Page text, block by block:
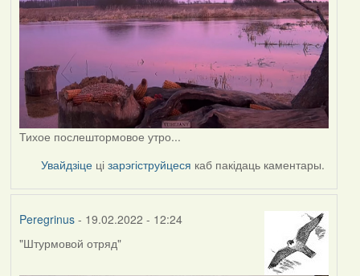
Тихое послештормовое утро...
Увайдзіце цізарэгіструйцеся каб пакідаць каментары.
Peregrinus- 19.02.2022 - 12:24
"Штурмовой отряд"